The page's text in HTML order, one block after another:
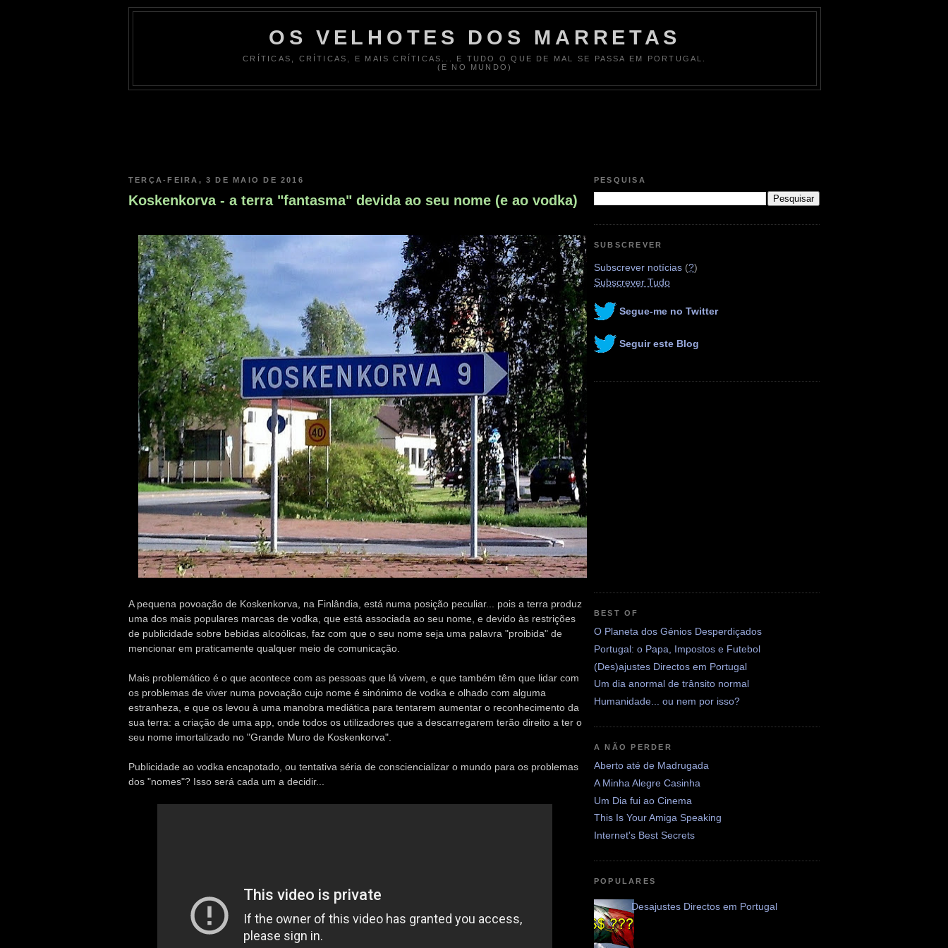
OS VELHOTES DOS MARRETAS
CRÍTICAS, CRÍTICAS, E MAIS CRÍTICAS... E TUDO O QUE DE MAL SE PASSA EM PORTUGAL.
(E NO MUNDO)
TERÇA-FEIRA, 3 DE MAIO DE 2016
Koskenkorva - a terra "fantasma" devida ao seu nome (e ao vodka)
A pequena povoação de Koskenkorva, na Finlândia, está numa posição peculiar... pois a terra produz
uma dos mais populares marcas de vodka, que está associada ao seu nome, e devido às restrições
de publicidade sobre bebidas alcoólicas, faz com que o seu nome seja uma palavra "proibida" de
mencionar em praticamente qualquer meio de comunicação.
Mais problemático é o que acontece com as pessoas que lá vivem, e que também têm que lidar com
os problemas de viver numa povoação cujo nome é sinónimo de vodka e olhado com alguma
estranheza, e que os levou à uma manobra mediática para tentarem aumentar o reconhecimento da
sua terra: a criação de uma app, onde todos os utilizadores que a descarregarem terão direito a ter o
seu nome imortalizado no "Grande Muro de Koskenkorva".
Publicidade ao vodka encapotado, ou tentativa séria de consciencializar o mundo para os problemas
dos "nomes"? Isso será cada um a decidir...
PESQUISA
SUBSCREVER
Subscrever notícias (?)
Subscrever Tudo
Segue-me no Twitter
Seguir este Blog
BEST OF
O Planeta dos Génios Desperdiçados
Portugal: o Papa, Impostos e Futebol
(Des)ajustes Directos em Portugal
Um dia anormal de trânsito normal
Humanidade... ou nem por isso?
A NÃO PERDER
Aberto até de Madrugada
A Minha Alegre Casinha
Um Dia fui ao Cinema
This Is Your Amiga Speaking
Internet's Best Secrets
POPULARES
Desajustes Directos em Portugal